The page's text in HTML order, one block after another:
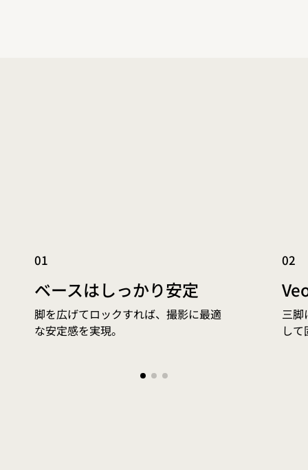
01
ベースはしっかり安定
脚を広げてロックすれば、撮影に最適
な安定感を実現。
02
三脚
し